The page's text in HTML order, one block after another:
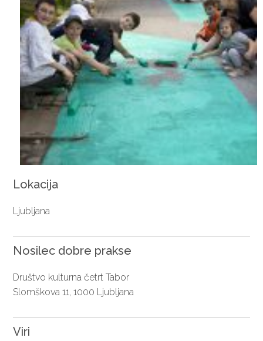
Lokacija
Ljubljana
Nosilec dobre prakse
Društvo kulturna četrt Tabor
Slomškova 11, 1000 Ljubljana
Viri